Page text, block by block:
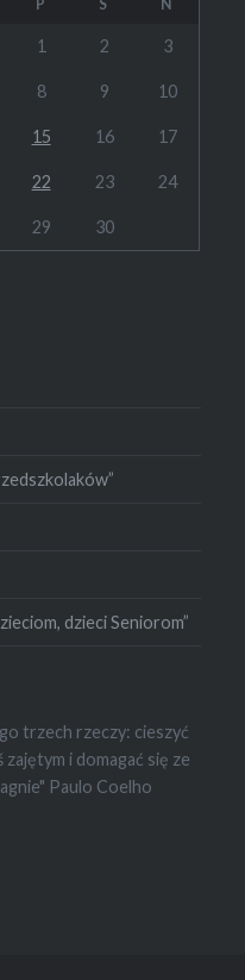
P S N
1 2 3
8 9 10
15 16 17
22 23 24
29
30
dzieci Seniorom”
trzech rzeczy: cieszyć
i domagać się ze
Paulo Coelho